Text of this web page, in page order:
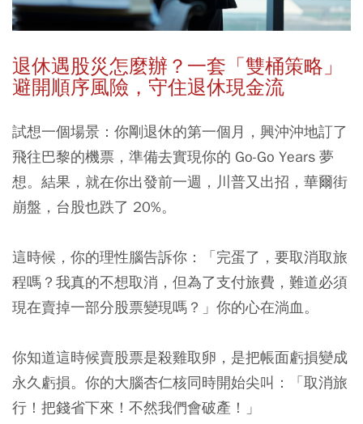
退休遇股災怎麼辦？一套「雙桶策略」
避開順序風險，守住退休現金流
試想一個場景：你剛退休的第一個月，興沖沖地訂了
飛往巴黎的機票，準備去實現你的 Go-Go Years 夢
想。結果，就在你出發前一週，川普又出招，華爾街
崩盤，台股也跌了 20%。
這時候，你的理性腦告訴你：「完蛋了，要取消取旅
程嗎？我真的不想取消，但為了支付旅費，難道必須
現在賣掉一部分股票變現嗎？」你的心在淌血。
你知道這時候賣股票是殺雞取卵，是把帳面虧損變成
永久虧損。你的大腦杏仁核同時開始尖叫：「取消旅
行！把錢省下來！不然我們會破產！」